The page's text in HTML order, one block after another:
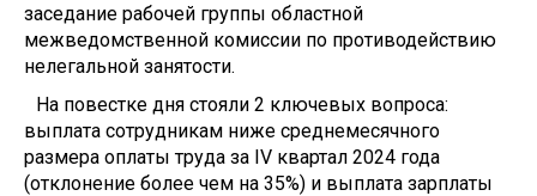
заседание рабочей группы областной
межведомственной комиссии по противодействию
нелегальной занятости.
На повестке дня стояли 2 ключевых вопроса:
выплата сотрудникам ниже среднемесячного
размера оплаты труда за IV квартал 2024 года
(отклонение более чем на 35%) и выплата зарплаты